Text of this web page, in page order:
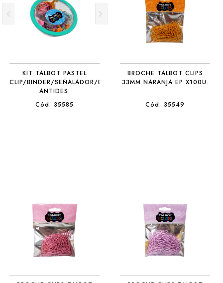
KIT TALBOT PASTEL
CLIP/BINDER/SEÑALADOR/BANDAS
ANTIDES.
Cód: 35585
BROCHE TALBOT CLIPS
33MM NARANJA EP X100U.
Cód: 35549